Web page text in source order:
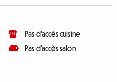
Pas d'accès cuisine
Pas d'accès salon